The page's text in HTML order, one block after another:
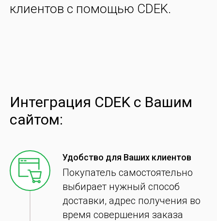
клиентов с помощью CDEK.
Интеграция CDEK с Вашим
сайтом:
Удобство для Ваших клиентов
Покупатель самостоятельно
выбирает нужный способ
доставки, адрес получения во
время совершения заказа